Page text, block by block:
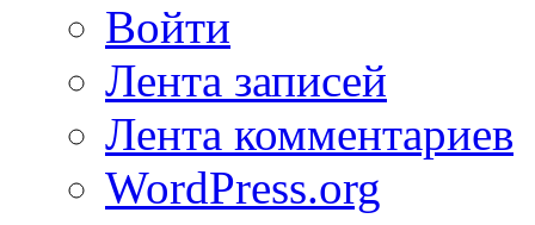
Войти
Лента записей
Лента комментариев
WordPress.org